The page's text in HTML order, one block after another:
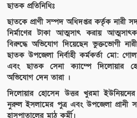
ছাতক প্রতিনিধিঃ
ছাতকে প্রাণী সম্পদ অধিদপ্তর কর্তৃক নারী
নির্মাণের টাকা আত্মসাৎ করায়
বিরুদ্ধে অভিযোগ দিয়েছেন ভুক্তভোগী
ছাতক উপজেলা নির্বাহী কর্মকর্তা মো:
এবং ছাতক সেনা ক্যাম্পে দিলোয়ার
অভিযোগ দেন তারা ।
দিলোয়ার হোসেন উত্তর খুরমা ইউনিয়নের
নুরুল ইসলামের পুত্র এবং উপজেলা প্রানী
হাসপাতালের মাঠ কর্মী।